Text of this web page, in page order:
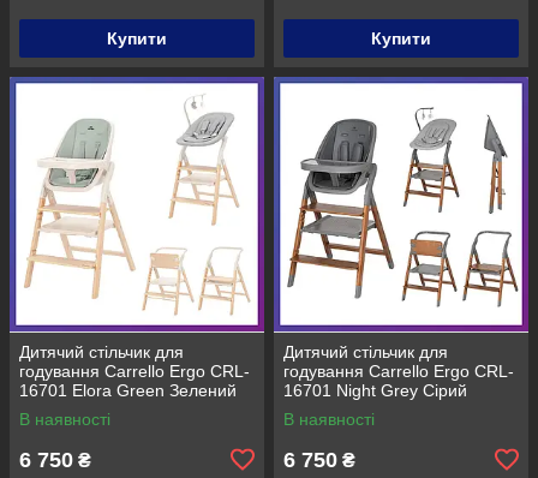
Купити Купити
Дитячий стільчик для
годування Carrello Ergo CRL-
16701 Elora Green Зелений
В наявності
6 750 ₴
Дитячий стільчик для
годування Carrello Ergo CRL-
16701 Night Grey Сірий
В наявності
6 750 ₴